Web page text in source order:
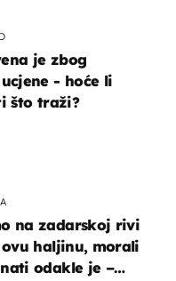
je zbog
- hoće li
što traži?
na zadarskoj rivi
haljinu, morali
odakle je –